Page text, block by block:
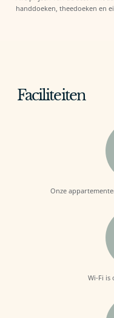
handdoeken, theedoeken en
Faciliteiten
Onze
Wi-Fi is